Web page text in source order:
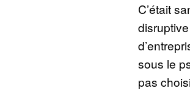
C’était
sous le
pas